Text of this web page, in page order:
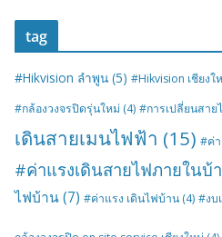
tag
#Hikvision ลำพูน (5) #Hikvision เชียงใ
#กล้องวงจรปิดรุ่นใหม่ (4) #การเปลี่ยนสาย
เดินสายเมนไฟฟ้า (15) #ค่
#ค่าแรงเดินสายไฟภายในบ้
ไฟบ้าน(7) #ค่าแรง เดินไฟบ้าน (4) #งบ